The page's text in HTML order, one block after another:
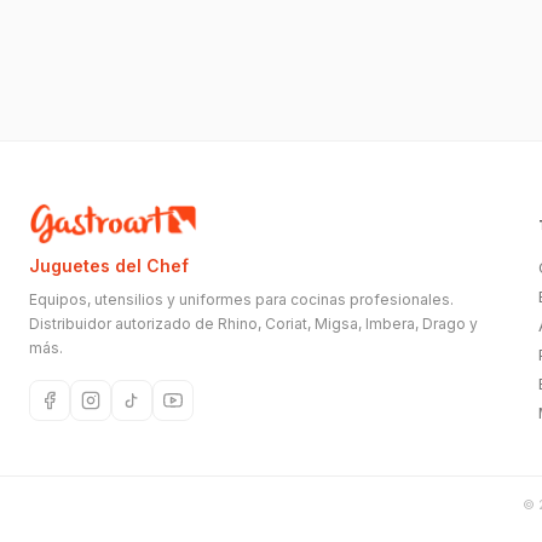
Juguetes del Chef
Equipos, utensilios y uniformes para cocinas profesionales.
Distribuidor autorizado de Rhino, Coriat, Migsa, Imbera, Drago y
más.
©